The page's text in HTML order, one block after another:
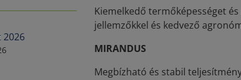
Kiemelkedő termőképességet
jellemzőkkel és kedvező
MIRANDUS
Megbízható és stabil